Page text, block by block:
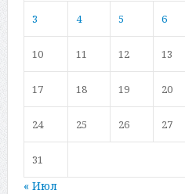
3 4 5 6
10 11 12 13
17 18 19 20
24 25 26 27
31
« Июл